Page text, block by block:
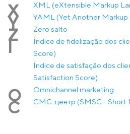
X XML (eXtensible Markup
Y YAML (Yet Another Markup
Z Zero salto
Í
Índice de fidelização dos
Score)
Índice de satisfação dos
Satisfaction Score)
О Оmnichannel marketing
С СМС-центр (SMSC - Short